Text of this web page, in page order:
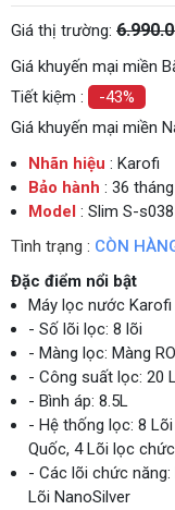
Giá thị trường:
Giá khuyến mại miền
Tiết kiệm :
-43%
Giá khuyến mại miền
Nhãn hiệu : Karofi
Bảo hành : 36 tháng
Model : Slim S-s038
Tình trạng : CÒN
Đặc điểm nổi bật
Máy lọc nước
- Số lõi lọc: 8 lõi
- Màng lọc: Màng
- Công suất lọc: 20
- Bình áp: 8.5L
- Hệ thống lọc: 8
Quốc, 4 Lõi lọc
- Các lõi chức năng:
Lõi NanoSilver